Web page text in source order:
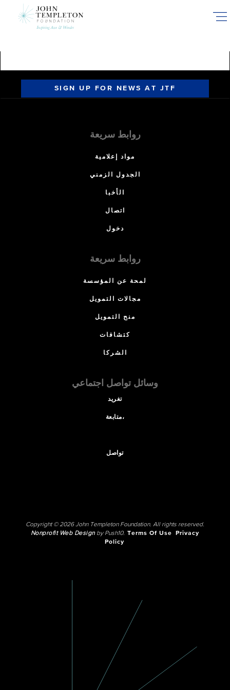
SIGN UP FOR NEWS AT JTF
روابط سريعة
مواد إعلامية
الجدول الزمني
الأخبا
اتصال
دخول
روابط سريعة
لمحة عن المؤسسة
مجالات التمويل
منح التمويل
كتشافات
الشركا
وسائل تواصل اجتماعي
تغريد
متابعة،
تواصل
Copyright © 2026 John Templeton Foundation. All rights reserved.
Nonprofit Web Designby Push10. Terms Of Use
Privacy
Policy